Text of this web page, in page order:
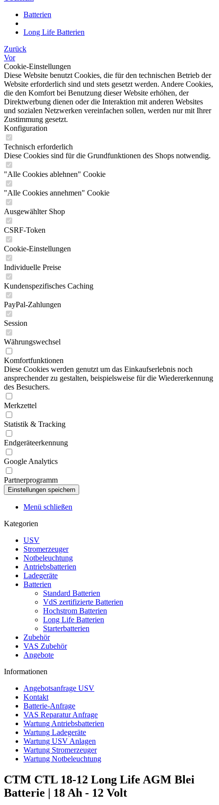
Batterien
Long Life Batterien
Zurück
Vor
Cookie-Einstellungen
Diese Website benutzt Cookies, die für den technischen Betrieb der
Website erforderlich sind und stets gesetzt werden. Andere Cookies,
die den Komfort bei Benutzung dieser Website erhöhen, der
Direktwerbung dienen oder die Interaktion mit anderen Websites
und sozialen Netzwerken vereinfachen sollen, werden nur mit Ihrer
Zustimmung gesetzt.
Konfiguration
Technisch erforderlich
Diese Cookies sind für die Grundfunktionen des Shops notwendig.
"Alle Cookies ablehnen" Cookie
"Alle Cookies annehmen" Cookie
Ausgewählter Shop
CSRF-Token
Cookie-Einstellungen
Individuelle Preise
Kundenspezifisches Caching
PayPal-Zahlungen
Session
Währungswechsel
Komfortfunktionen
Diese Cookies werden genutzt um das Einkaufserlebnis noch
ansprechender zu gestalten, beispielsweise für die Wiedererkennung
des Besuchers.
Merkzettel
Statistik & Tracking
Endgeräteerkennung
Google Analytics
Partnerprogramm
Menü schließen
Kategorien
USV
Stromerzeuger
Notbeleuchtung
Antriebsbatterien
Ladegeräte
Batterien
Standard Batterien
VdS zertifizierte Batterien
Hochstrom Batterien
Long Life Batterien
Starterbatterien
Zubehör
VAS Zubehör
Angebote
Informationen
Angebotsanfrage USV
Kontakt
Batterie-Anfrage
VAS Reparatur Anfrage
Wartung Antriebsbatterien
Wartung Ladegeräte
Wartung USV Anlagen
Wartung Stromerzeuger
Wartung Notbeleuchtung
CTM CTL 18-12 Long Life AGM Blei
Batterie | 18 Ah - 12 Volt